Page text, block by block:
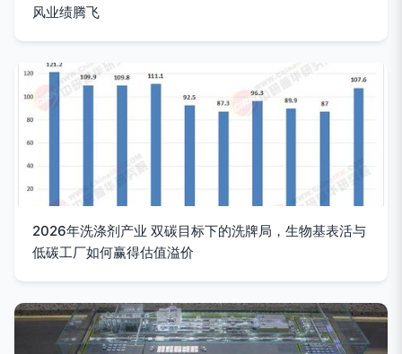
风业绩腾飞
2026年洗涤剂产业 双碳目标下的洗牌局，生物基表活与
低碳工厂如何赢得估值溢价